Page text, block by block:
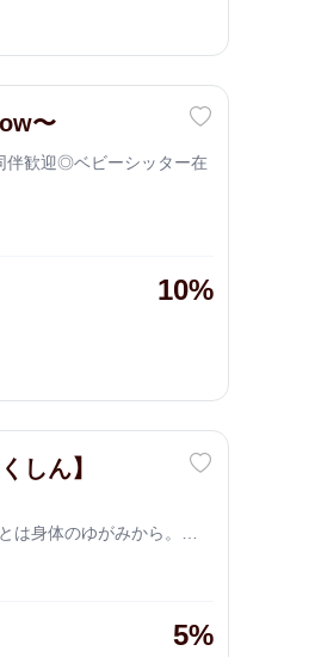
〜
伴歓迎◎ベビーシッター在
10%
しん】
は身体のゆがみから。マ
5%